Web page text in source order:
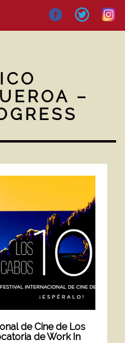
–
de Cine de Los
de Work In